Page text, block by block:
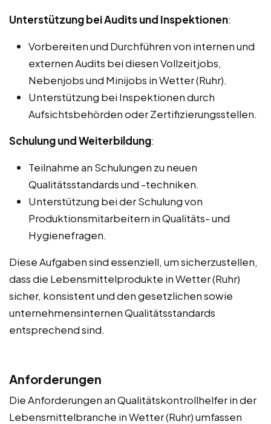
Unterstützung bei Audits und Inspektionen:
Vorbereiten und Durchführen von internen und
externen Audits bei diesen Vollzeitjobs,
Nebenjobs und Minijobs in Wetter (Ruhr).
Unterstützung bei Inspektionen durch
Aufsichtsbehörden oder Zertifizierungsstellen.
Schulung und Weiterbildung:
Teilnahme an Schulungen zu neuen
Qualitätsstandards und -techniken.
Unterstützung bei der Schulung von
Produktionsmitarbeitern in Qualitäts- und
Hygienefragen.
Diese Aufgaben sind essenziell, um sicherzustellen,
dass die Lebensmittelprodukte in Wetter (Ruhr)
sicher, konsistent und den gesetzlichen sowie
unternehmensinternen Qualitätsstandards
entsprechend sind.
Anforderungen
Die Anforderungen an Qualitätskontrollhelfer in der
Lebensmittelbranche in Wetter (Ruhr) umfassen